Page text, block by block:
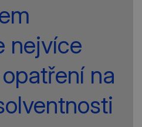
nejvíce
na